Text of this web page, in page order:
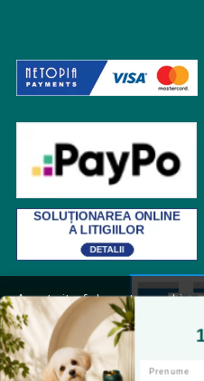
Acest site foloseste cookies
functionalitatea dorita.
de acord cu
Politica de
cu scopul de a va oferi o